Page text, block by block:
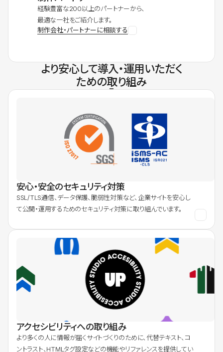
経験豊富な200以上のパートナーから、
最適な一社をご紹介します。
制作会社・パートナーに相談する
より安心して導入・運用いただく
ための取り組み
安心・安全のセキュリティ対策
SSL/TLS通信、データ保護、脆弱性対策など、企業サイトを安心し
て公開・運用するためのセキュリティ対策に取り組んでいます。
アクセシビリティへの取り組み
より多くの人に情報が届くサイトづくりのために、代替テキスト、コ
ントラスト、HTMLタグ設定などの機能やリファレンスを提供してい